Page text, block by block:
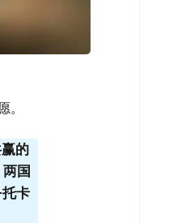
的
国
卡